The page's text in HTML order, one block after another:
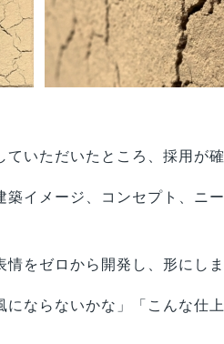
いただいたところ、採用が確
イメージ、コンセプト、ニ
をゼロから開発し、形にしま
にならないかな」「こんな仕